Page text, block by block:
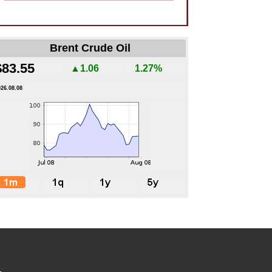
Brent Crude Oil
▲1.06 1.27%